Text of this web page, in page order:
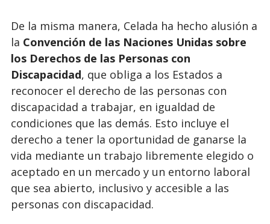
De la misma manera, Celada ha hecho alusión a
la Convención de las Naciones Unidas sobre
los Derechos de las Personas con
Discapacidad, que obliga a los Estados a
reconocer el derecho de las personas con
discapacidad a trabajar, en igualdad de
condiciones que las demás. Esto incluye el
derecho a tener la oportunidad de ganarse la
vida mediante un trabajo libremente elegido o
aceptado en un mercado y un entorno laboral
que sea abierto, inclusivo y accesible a las
personas con discapacidad.